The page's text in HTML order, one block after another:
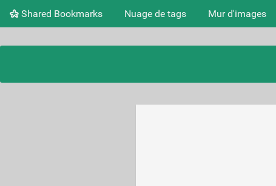
Shared Bookmarks Nuage de tags Mur d'images